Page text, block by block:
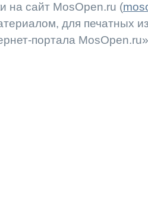
на сайт MosOpen.ru (
для печатных
портала